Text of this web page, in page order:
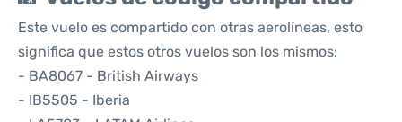
Este vuelo es compartido con otras aerolíneas, esto
significa que estos otros vuelos son los mismos:
- BA8067 - British Airways
- IB5505 - Iberia